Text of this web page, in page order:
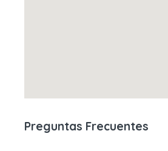
Preguntas Frecuentes